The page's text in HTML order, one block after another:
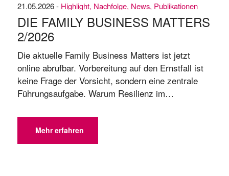
21.05.2026 - Highlight, Nachfolge, News, Publikationen
DIE FAMILY BUSINESS MATTERS
2/​2026
Die aktuelle Family Business Matters ist jetzt
online abrufbar. Vorbereitung auf den Ernstfall ist
keine Frage der Vorsicht, sondern eine zentrale
Führungsaufgabe. Warum Resilienz im
und weshalb es nicht reicht, nur auf bekannte
Krisenszenarien vorbereitet zusein, steht in der
Titelstory. ➡️ TITELSTORY: Whatever it
Mehr erfahren